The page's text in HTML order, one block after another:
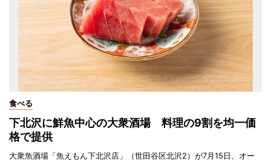
食べる
下北沢に鮮魚中心の大衆酒場 料理の9割を均一価
格で提供
大衆魚酒場「魚えもん下北沢店」（世田谷区北沢2）が7月15日、オー